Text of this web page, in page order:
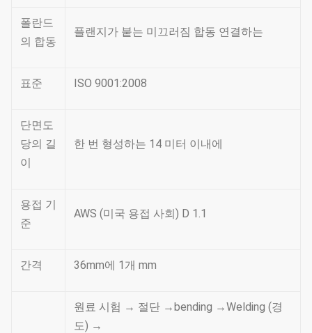
폴란드
의 합동
플랜지가 붙는 미끄러짐 합동 연결하는
표준 ISO 9001:2008
단면도
당의 길
이
한 번 형성하는 14 미터 이내에
용접 기
준
AWS (미국 용접 사회) D 1.1
간격 36mm에 1개 mm
원료 시험 → 절단 →bending →Welding (경
도) →